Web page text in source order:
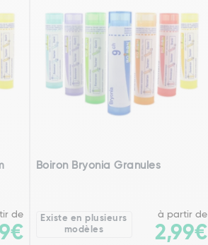
de
Boiron Bryonia Granules
Existe en plusieurs
modèles
à partir de
2,99€